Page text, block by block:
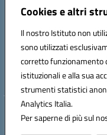
Cookies e altri
Il nostro Istituto non
sono utilizzati
corretto funzionamento
istituzionali e alla sua
strumenti statistici
Analytics Italia.
Per saperne di più sul
Posta elettronica certificata
Codice fiscale:
Codice meccanografico:
Codice Indice delle
Codice unico di fatturazione
Hosting &
Concept